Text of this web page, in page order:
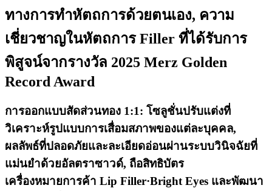
ทางการทำหัตถการด้วยตนเอง, ความ
เชี่ยวชาญในหัตถการ Filler ที่ได้รับการ
พิสูจน์จากรางวัล 2025 Merz Golden
Record Award
การออกแบบสัดส่วนทอง 1:1: โซลูชั่นปรับแต่งที่
วิเคราะห์รูปแบบการเสื่อมสภาพของแต่ละบุคคล,
ผลลัพธ์ที่ปลอดภัยและละเอียดอ่อนผ่านระบบวินิจฉัยที่
แม่นยำด้วยอัลตราซาวด์, ถือสิทธิบัตร
เครื่องหมายการค้า Lip Filler·Bright Eyes และพัฒนา